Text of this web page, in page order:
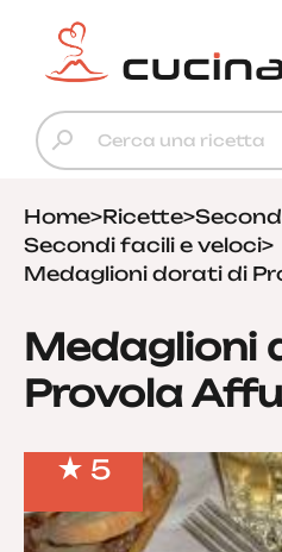
Home>Ricette>
Secondi facili e veloci>
Medaglioni dorati di
Medaglioni
Provola
5